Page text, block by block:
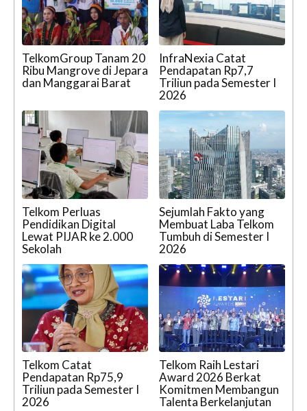
TelkomGroup Tanam 20
Ribu Mangrove di Jepara
dan Manggarai Barat
InfraNexia Catat
Pendapatan Rp7,7
Triliun pada Semester I
2026
Telkom Perluas
Pendidikan Digital
Lewat PIJAR ke 2.000
Sekolah
Sejumlah Fakto yang
Membuat Laba Telkom
Tumbuh di Semester I
2026
Telkom Catat
Pendapatan Rp75,9
Triliun pada Semester I
2026
Telkom Raih Lestari
Award 2026 Berkat
Komitmen Membangun
Talenta Berkelanjutan